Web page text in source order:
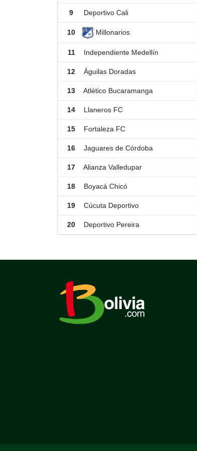
9 Deportivo Cali
10 Millonarios
11 Independiente Medellín
12 Águilas Doradas
13 Atlético Bucaramanga
14 Llaneros FC
15 Fortaleza FC
16 Jaguares de Córdoba
17 Alianza Valledupar
18 Boyacá Chicó
19 Cúcuta Deportivo
20 Deportivo Pereira